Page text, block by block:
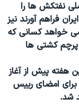
نفتکش ها را
فراهم آورند نیز
خواهد کسانی که
پرچم کشتی ها
هفته پیش از آغاز
امضای رییس
شد.